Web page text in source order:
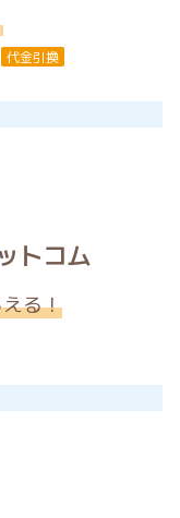
代金引換
トコム
る！